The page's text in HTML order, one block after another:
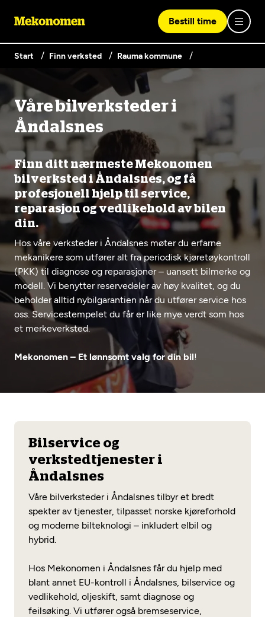
Finn verksted
Våre tjenester
Bilservice
EU-kontroll - Vanlig bil (opptil 3,5t)
Diagnose/Feilsøking
Se alle (52) tjenester her
Mekonomen Bilkonto
Mekonomen Fleet
Les mer
Hvorfor Mekonomen
Bilkonto
Elbilverksted
Fritt verkstedvalg
Lønnsomt valg
Mobilitetsgaranti
Nybilgaranti og fabrikkgaranti
Biltips og råd
Bestill time
Lag en brukerkonto
Er du ikke Mekonomen-kunde ennå? Opprett en konto
ved å klikke på knappen nedenfor.
Opprett en konto
Logg inn med Vipps
Vipps på denne enhet
Start Finn verksted Rauma kommune
Våre bilverksteder i
Åndalsnes
Finn ditt nærmeste Mekonomen
bilverksted i Åndalsnes, og få
profesjonell hjelp til service,
reparasjon og vedlikehold av bilen
din.
Hos våre verksteder i Åndalsnes møter du erfarne
mekanikere som utfører alt fra periodisk kjøretøykontroll
(PKK) til diagnose og reparasjoner – uansett bilmerke og
modell. Vi benytter reservedeler av høy kvalitet, og du
beholder alltid nybilgarantien når du utfører service hos
oss. Servicestempelet du får er like mye verdt som hos
et merkeverksted.
Mekonomen – Et lønnsomt valg for din bil!
Bilservice og
verkstedtjenester i
Åndalsnes
Våre bilverksteder i Åndalsnes tilbyr et bredt
spekter av tjenester, tilpasset norske kjøreforhold
og moderne bilteknologi – inkludert elbil og
hybrid.
Hos Mekonomen i Åndalsnes får du hjelp med
blant annet EU-kontroll i Åndalsnes, bilservice og
vedlikehold, oljeskift, samt diagnose og
feilsøking. Vi utfører også bremseservice,